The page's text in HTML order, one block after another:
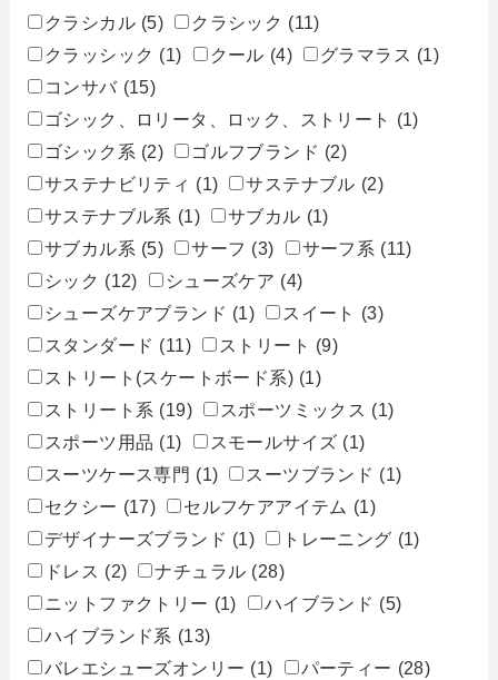
クラシカル (5) クラシック (11)
クラッシック (1) クール (4) グラマラス (1)
コンサバ (15)
ゴシック、ロリータ、ロック、ストリート
(1)
ゴシック系 (2) ゴルフブランド (2)
サステナビリティ (1) サステナブル (2)
サステナブル系 (1) サブカル (1)
サブカル系 (5) サーフ (3) サーフ系 (11)
シック (12) シューズケア (4)
シューズケアブランド (1) スイート
(3)
スタンダード (11) ストリート (9)
ストリート(スケートボード系) (1)
ストリート系 (19) スポーツミックス (1)
スポーツ用品 (1) スモールサイズ (1)
スーツケース専門 (1) スーツブランド (1)
セクシー (17) セルフケアアイテム (1)
デザイナーズブランド (1) トレーニング (1)
ドレス (2) ナチュラル (28)
ニットファクトリー (1) ハイブランド (5)
ハイブランド系 (13)
バレエシューズオンリー (1) パーティー (28)